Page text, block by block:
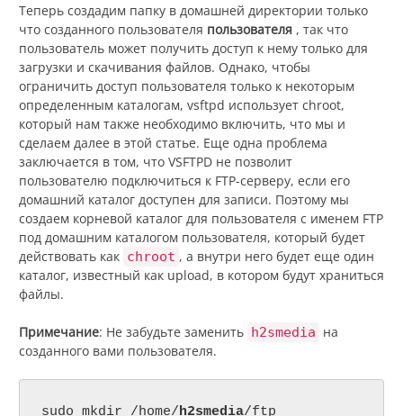
Теперь создадим папку в домашней директории только
что созданного пользователя пользователя , так что
пользователь может получить доступ к нему только для
загрузки и скачивания файлов. Однако, чтобы
ограничить доступ пользователя только к некоторым
определенным каталогам, vsftpd использует chroot,
который нам также необходимо включить, что мы и
сделаем далее в этой статье. Еще одна проблема
заключается в том, что VSFTPD не позволит
пользователю подключиться к FTP-серверу, если его
домашний каталог доступен для записи. Поэтому мы
создаем корневой каталог для пользователя с именем FTP
под домашним каталогом пользователя, который будет
действовать как chroot , а внутри него будет еще один
каталог, известный как upload, в котором будут храниться
файлы.
Примечание: Не забудьте заменить h2smedia на
созданного вами пользователя.
sudo mkdir /home/h2smedia/ftp